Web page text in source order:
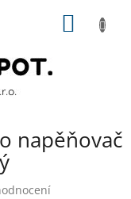
napěňovač